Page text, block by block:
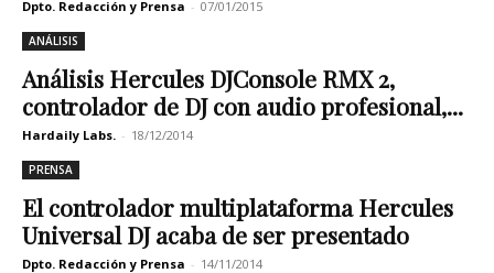
Dpto. Redacción y Prensa - 07/01/2015
ANÁLISIS
Análisis Hercules DJConsole RMX 2,
controlador de DJ con audio profesional,...
Hardaily Labs. - 18/12/2014
PRENSA
El controlador multiplataforma Hercules
Universal DJ acaba de ser presentado
Dpto. Redacción y Prensa - 14/11/2014